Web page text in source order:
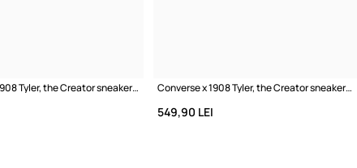
Converse x 1908 Tyler, the Creator sneakers pentru femei Converse x 1908 Tyler, the Creator sneakers pentru femei
549,90 LEI